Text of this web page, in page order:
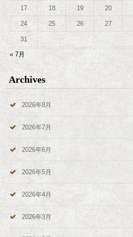
17 18 19 20
24 25 26 27
31
« 7月
Archives
2026年8月
2026年7月
2026年6月
2026年5月
2026年4月
2026年3月